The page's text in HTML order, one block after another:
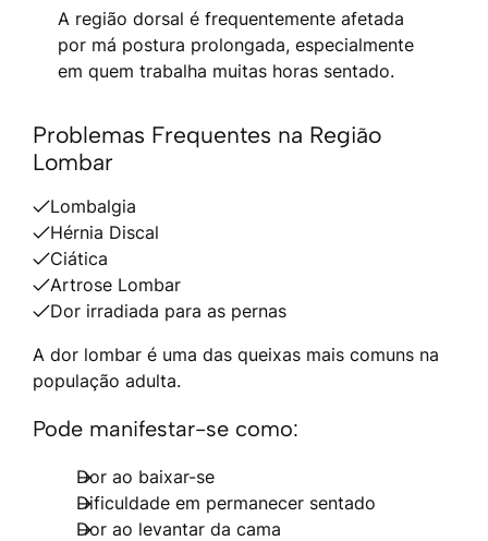
A região dorsal é frequentemente afetada
por má postura prolongada, especialmente
em quem trabalha muitas horas sentado.
Problemas Frequentes na Região
Lombar
Lombalgia
Hérnia Discal
Ciática
Artrose Lombar
Dor irradiada para as pernas
A dor lombar é uma das queixas mais comuns na
população adulta.
Pode manifestar-se como:
Dor ao baixar-se
Dificuldade em permanecer sentado
Dor ao levantar da cama